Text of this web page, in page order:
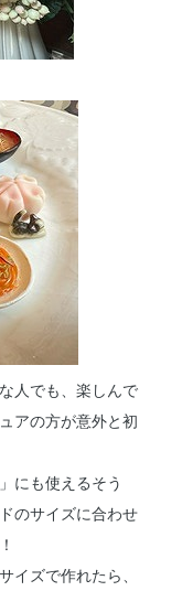
人でも、楽しんで
アの方が意外と初
にも使えるそう
のサイズに合わせ
イズで作れたら、